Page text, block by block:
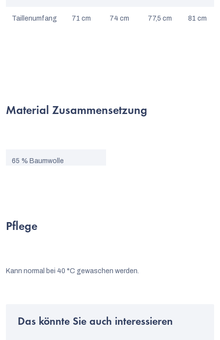
Taillenumfang 71 cm 74 cm 77,5 cm 81 cm
Material Zusammensetzung
65 % Baumwolle
Pflege
Kann normal bei 40 °C gewaschen werden.
Das könnte Sie auch interessieren